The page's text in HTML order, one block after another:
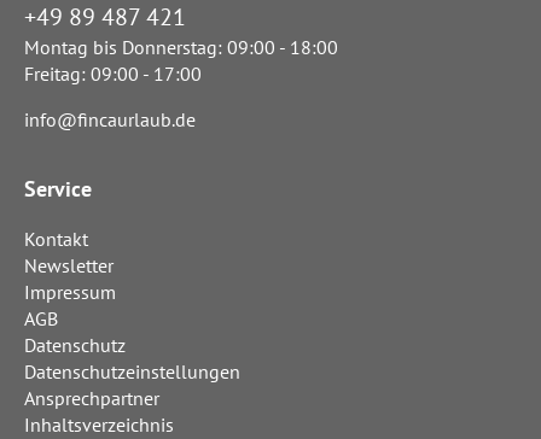
+49 89 487 421
Montag bis Donnerstag: 09:00 - 18:00
Freitag: 09:00 - 17:00
info@fincaurlaub.de
Service
Kontakt
Newsletter
Impressum
AGB
Datenschutz
Datenschutzeinstellungen
Ansprechpartner
Inhaltsverzeichnis